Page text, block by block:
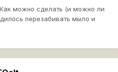
можно сделать (и можно ли
перезабивать мыло и